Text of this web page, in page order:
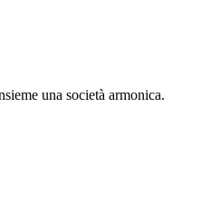
una società armonica.